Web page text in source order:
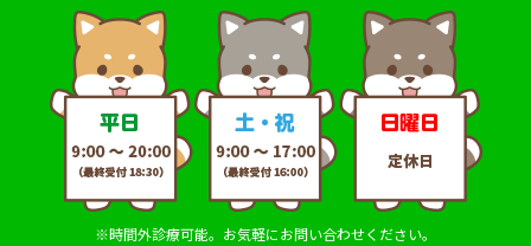
※時間外診療可能。お気軽にお問い合わせください。